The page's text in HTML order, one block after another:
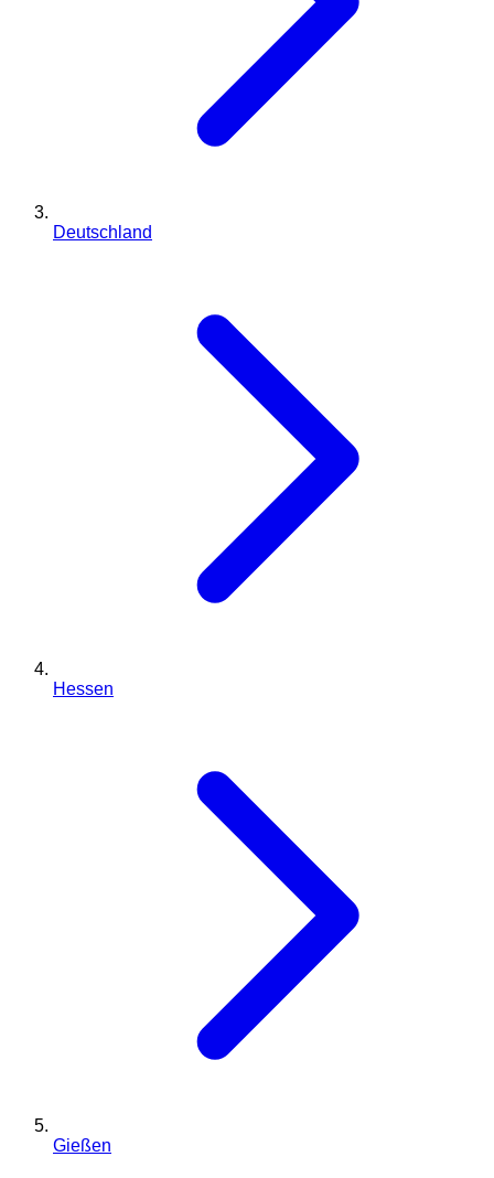
Deutschland
Hessen
Gießen